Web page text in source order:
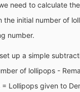
need to calculate
the initial number of
number.
up a simple
of lollipops -
= Lollipops given to